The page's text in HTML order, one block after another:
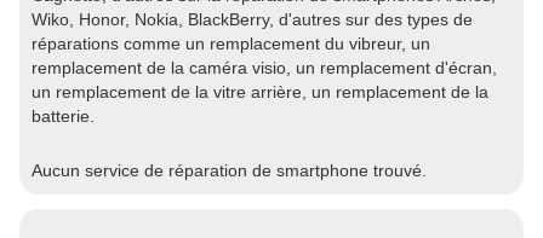
Wiko, Honor, Nokia, BlackBerry, d'autres sur des types de
réparations comme un remplacement du vibreur, un
remplacement de la caméra visio, un remplacement d'écran,
un remplacement de la vitre arrière, un remplacement de la
batterie.
Aucun service de réparation de smartphone trouvé.